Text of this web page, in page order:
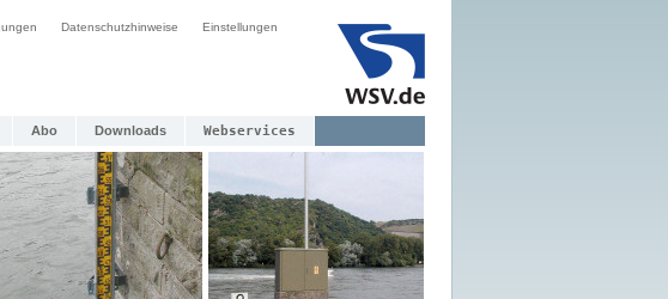
Datenschutzhinweise Einstellungen
Abo Downloads Webservices